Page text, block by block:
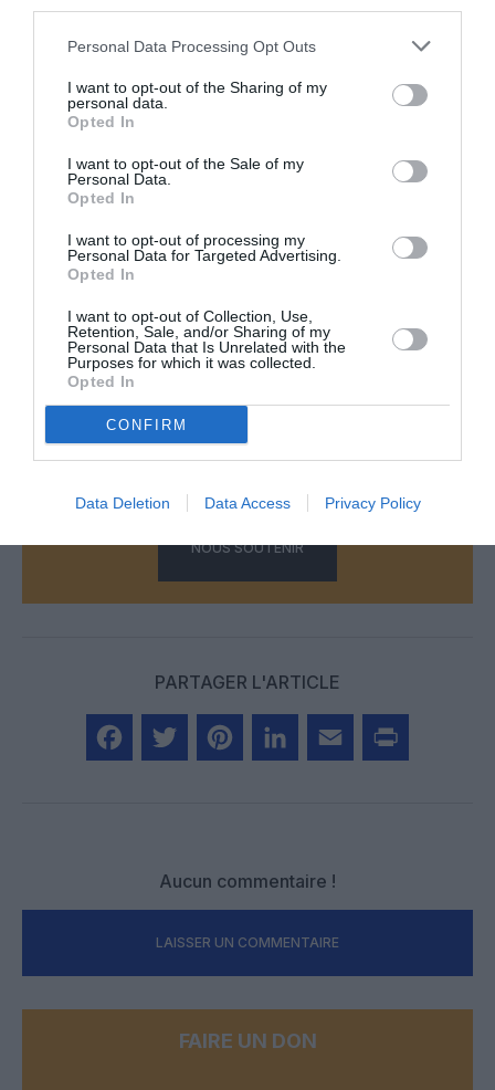
Personal Data Processing Opt Outs
I want to opt-out of the Sharing of my
personal data.
Opted In
I want to opt-out of the Sale of my
Personal Data.
Opted In
I want to opt-out of processing my
Personal Data for Targeted Advertising.
Opted In
I want to opt-out of Collection, Use,
Retention, Sale, and/or Sharing of my
Personal Data that Is Unrelated with the
Purposes for which it was collected.
Opted In
CONFIRM
Data Deletion Data Access Privacy Policy
Boeing 737 jumbo jet operated by United Airlines.
3000 feet as it was coming in for a landing from San
Francisco.
"United Flight 1980 reported a possible drone…
pic.twitter.com/fNZA8FIKhX
Vous avez apprécié l’article ?
NOUS SOUTENIR
PARTAGER L'ARTICLE
Aucun commentaire !
LAISSER UN COMMENTAIRE
FAIRE UN DON